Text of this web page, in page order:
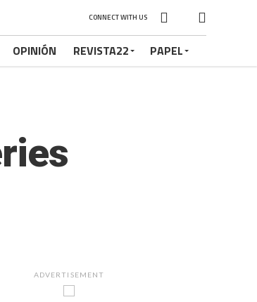
CONNECT WITH US
OPINIÓN REVISTA22 PAPEL
ADVERTISEMENT